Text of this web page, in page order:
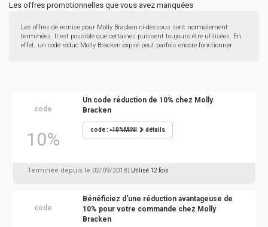
Les offres promotionnelles que vous avez manquées
Les offres de remise pour Molly Bracken ci-dessous sont normalement
terminées. Il est possible que certaines puissent toujours être utilisées. En
effet, un code réduc Molly Bracken expiré peut parfois encore fonctionner.
code
10%
Un code réduction de 10% chez Molly
Bracken
code :-10%MINI détails
Terminée depuis le 02/09/2018 | Utilisé 12 fois
code
Bénéficiez d'une réduction avantageuse de
10% pour votre commande chez Molly
Bracken